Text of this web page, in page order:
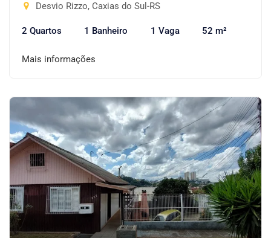
Desvio Rizzo, Caxias do Sul-RS
2 Quartos 1 Banheiro 1 Vaga 52 m²
Mais informações